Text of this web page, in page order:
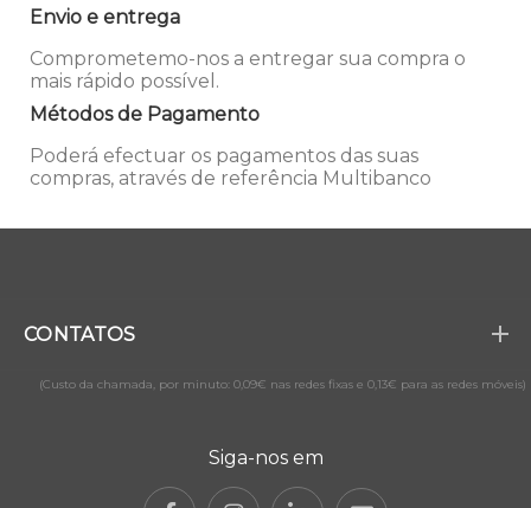
Envio e entrega
Comprometemo-nos a entregar sua compra o
mais rápido possível.
Métodos de Pagamento
Poderá efectuar os pagamentos das suas
compras, através de referência Multibanco
CONTATOS
(Custo da chamada, por minuto: 0,09€ nas redes fixas e 0,13€ para as redes móveis)
Siga-nos em